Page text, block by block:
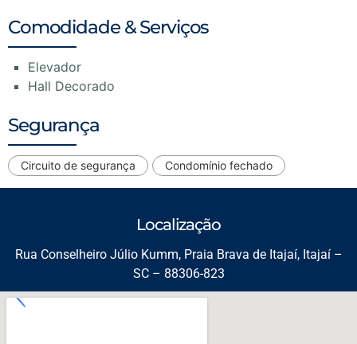
Comodidade & Serviços
Elevador
Hall Decorado
Segurança
Circuito de segurança Condomínio fechado
Localização
Rua Conselheiro Júlio Kumm, Praia Brava de Itajaí, Itajaí –
SC – 88306-823